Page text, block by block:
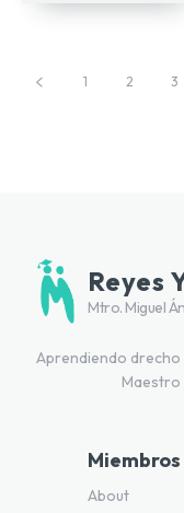
1 2 3
Reyes
Mtro. Miguel
Aprendiendo drecho
Maestro
Miembros
About